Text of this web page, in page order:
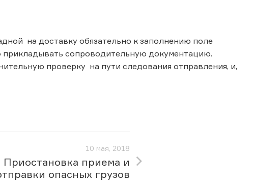
на доставку обязательно к заполнению поле
сопроводительную документацию.
проверку на пути следования отправления, и,
10 мая, 2018
Приостановка приема и
опасных грузов